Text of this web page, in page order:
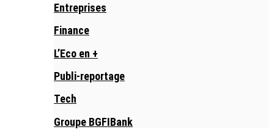
Entreprises
Finance
L’Eco en +
Publi-reportage
Tech
Groupe BGFIBank